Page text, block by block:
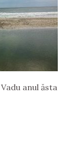
anul ăsta